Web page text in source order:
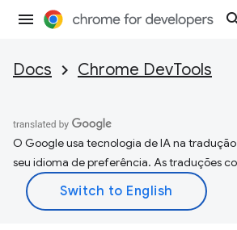
Docs Chrome DevTools
O Google usa tecnologia de IA na
seu idioma de preferência. As traduções